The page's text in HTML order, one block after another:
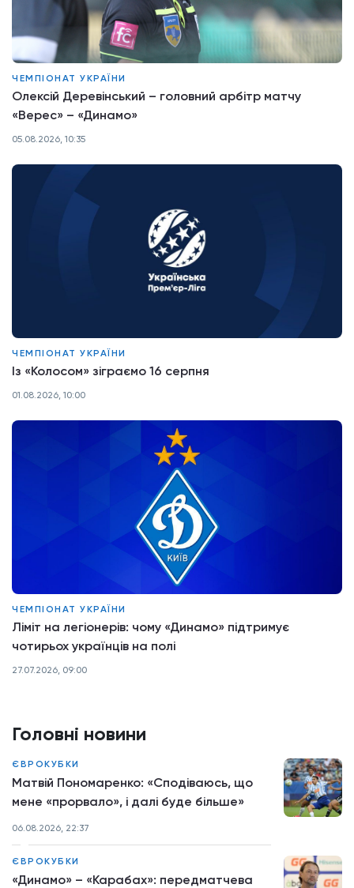
Головні новини
ЄВРОКУБКИ
Матвій Пономаренко: «Сподіваюсь, що
мене «прорвало», і далі буде більше»
06.08.2026, 22:37
ЄВРОКУБКИ
«Динамо» – «Карабах»: передматчева
ЧЕМПІОНАТ УКРАЇНИ
Олексій Деревінський – головний арбітр матчу
«Верес» – «Динамо»
05.08.2026, 10:35
ЧЕМПІОНАТ УКРАЇНИ
Із «Колосом» зіграємо 16 серпня
01.08.2026, 10:00
ЧЕМПІОНАТ УКРАЇНИ
Ліміт на легіонерів: чому «Динамо» підтримує
чотирьох українців на полі
27.07.2026, 09:00